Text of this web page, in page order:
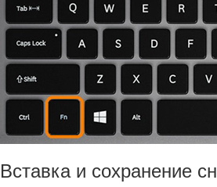
Вставка и сохранение